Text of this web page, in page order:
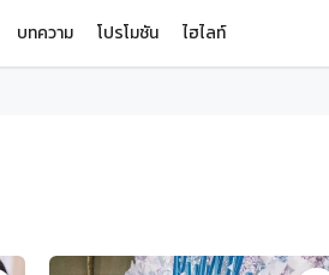
บทความ โปรโมชัน ไฮไลท์